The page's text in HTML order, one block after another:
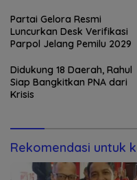
Partai Gelora Resmi
Luncurkan Desk Verifikasi
Parpol Jelang Pemilu 2029
Didukung 18 Daerah, Rahul
Siap Bangkitkan PNA dari
Krisis
Rekomendasi untuk